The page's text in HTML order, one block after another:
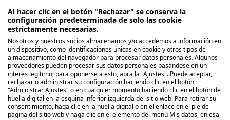
Nosotros
Quienes Somos
Políticas de publicación
Legal
Al hacer clic en el botón "Rechazar" se conserva la
configuración predeterminada de solo las cookie
estrictamente necesarias.
Nosotros y nuestros socios almacenamos y/o accedemos a información en
un dispositivo, como identificaciones únicas en cookie y otros tipos de
almacenamiento del navegador para procesar datos personales. Algunos
proveedores pueden procesar sus datos personales basándose en un
interés legítimo; para oponerse a esto, abra la "Ajustes". Puede aceptar,
rechazar o administrar su configuración haciendo clic en el botón
"Administrar Ajustes" o en cualquier momento haciendo clic en el botón de
huella digital en la esquina inferior izquierda del sitio web. Para retirar su
consentimiento, haga clic en la huella digital o en el enlace en el pie de
página del sitio web y haga clic en el elemento del menú Mis datos, en esa